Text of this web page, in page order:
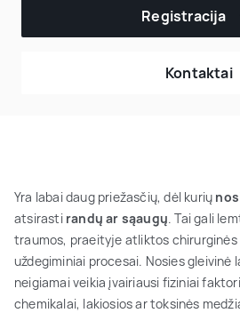
Registracija
Kontaktai
Yra labai daug priežasčių, dėl kurių
atsirasti randų ar sąaugų. Tai gali
traumos, praeityje atliktos chirurginės
uždegiminiai procesai. Nosies gleivinė
neigiamai veikia įvairiausi fiziniai
chemikalai, lakiosios ar toksinės